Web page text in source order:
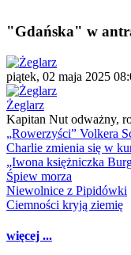
"Gdańska" w
piątek, 02 maja 2025
Żeglarz
Kapitan Nut odważny,
„Rowerzyści” Volkera
Charlie zmienia się w
„Iwona księżniczka
Śpiew morza
Niewolnice z Pipidówki
Ciemności kryją ziemię
więcej ...